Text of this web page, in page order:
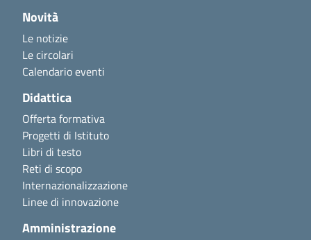
Novità
Le notizie
Le circolari
Calendario eventi
Didattica
Offerta formativa
Progetti di Istituto
Libri di testo
Reti di scopo
Internazionalizzazione
Linee di innovazione
Amministrazione